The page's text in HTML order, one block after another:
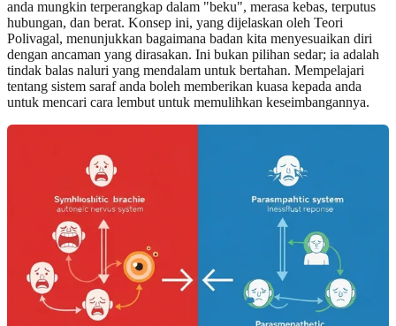
anda mungkin terperangkap dalam "beku", merasa kebas, terputus
hubungan, dan berat. Konsep ini, yang dijelaskan oleh Teori
Polivagal, menunjukkan bagaimana badan kita menyesuaikan diri
dengan ancaman yang dirasakan. Ini bukan pilihan sedar; ia adalah
tindak balas naluri yang mendalam untuk bertahan. Mempelajari
tentang sistem saraf anda boleh memberikan kuasa kepada anda
untuk mencari cara lembut untuk memulihkan keseimbangannya.